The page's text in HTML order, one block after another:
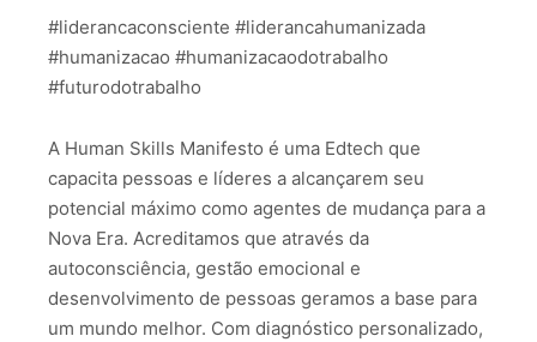
#liderancaconsciente #liderancahumanizada
#humanizacao #humanizacaodotrabalho
#futurodotrabalho
A Human Skills Manifesto é uma Edtech que
capacita pessoas e líderes a alcançarem seu
potencial máximo como agentes de mudança para a
Nova Era. Acreditamos que através da
autoconsciência, gestão emocional e
desenvolvimento de pessoas geramos a base para
um mundo melhor. Com diagnóstico personalizado,